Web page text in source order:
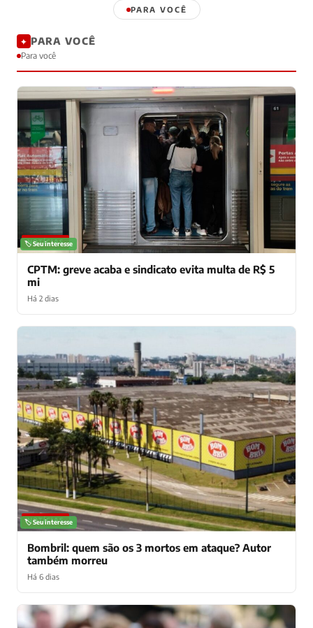
PARA VOCÊ
✦ PARA VOCÊ
Para você
NOTÍCIAS
🏷️ Seu interesse
CPTM: greve acaba e sindicato evita multa de R$ 5
mi
Há 2 dias
NOTÍCIAS
🏷️ Seu interesse
Bombril: quem são os 3 mortos em ataque? Autor
também morreu
Há 6 dias